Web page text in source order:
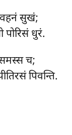
सुखं;
पोरिसं धुरं.
च;
पिवन्ति.